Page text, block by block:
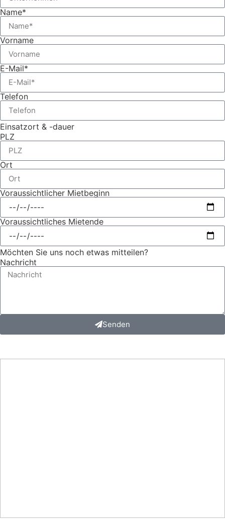
Name*
Vorname
E-Mail*
Telefon
Einsatzort & -dauer
PLZ
Ort
Voraussichtlicher Mietbeginn
Voraussichtliches Mietende
Möchten Sie uns noch etwas mitteilen?
Nachricht
Senden